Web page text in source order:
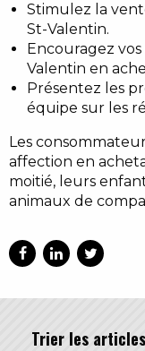
Stimulez la
St-Valentin.
Encouragez
Valentin en
Présentez les
équipe sur les
Les
affection en
moitié, leurs
animaux de
Trier les articles